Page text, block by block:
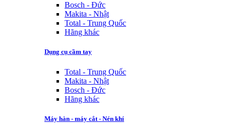
Bosch - Đức
Makita - Nhật
Total - Trung Quốc
Hãng khác
Dụng cụ cầm tay
Total - Trung Quốc
Makita - Nhật
Bosch - Đức
Hãng khác
Máy hàn - máy cắt - Nén khí